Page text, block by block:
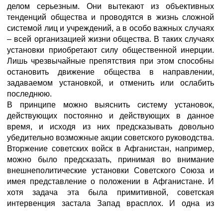
делом серьезным. Они вытекают из объективных
тенденций общества и проводятся в жизнь сложной
системой лиц и учреждений, а в особо важных случаях
– всей организацией жизни общества. В таких случаях
установки приобретают силу общественной инерции.
Лишь чрезвычайные препятствия при этом способны
остановить движение общества в направлении,
задаваемом установкой, и отменить или ослабить
последнюю.
В принципе можно выяснить систему установок,
действующих постоянно и действующих в данное
время, и исходя из них предсказывать довольно
убедительно возможные акции советского руководства.
Вторжение советских войск в Афганистан, например,
можно было предсказать, принимая во внимание
внешнеполитические установки Советского Союза и
имея представление о положении в Афганистане. И
хотя задача эта была примитивной, советская
интервенция застала Запад врасплох. И одна из